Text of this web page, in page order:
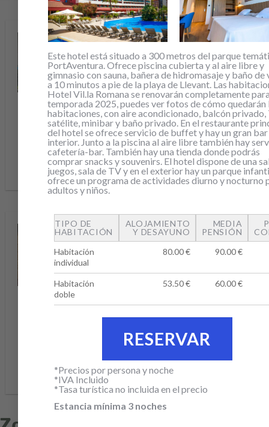
Este hotel está situado a 300 metros del parque
PortAventura. Ofrece piscina cubierta y al aire libre y
gimnasio con sauna, bañera de hidromasaje y baño de
a 10 minutos a pie de la playa de Llevant. Las
Hotel Vil.la Romana se renovarán completamente
temporada 2025, puedes ver fotos de cómo quedarán
habitaciones, con aire acondicionado, balcón privado,
satélite, minibar y baño privado. En el restaurante
del hotel se ofrece servicio de buffet y hay un gran bar
interior. Junto a la piscina al aire libre también hay
cafetería-bar. También hay una tienda donde podrás
comprar snacks y souvenirs. El hotel dispone de una
juegos, sala de TV y en el exterior hay un parque
ofrece un programa de actividades diurno y nocturno
adultos y niños.
TIPO DE
HABITACIÓN
ALOJAMIENTO
Y DESAYUNO
MEDIA
PENSIÓN
Habitación
individual
80.00 € 90.00 €
Habitación
doble
53.50 € 60.00 €
*Precios por persona y noche
*IVA Incluido
*Tasa turística no incluida en el precio
Estancia mínima 3 noches
Esta web utiliza ÚNICAMENTE cookies propias para
estrictamente funcionales, permitiendo la navegación en la
web, puede visitar nuestraPolítica de cookies
de ACEPTAR para confirmar que has leído y aceptado la
ACEPTAR COOKIES PROPIAS FINES FUNCIONALES
OHTELS BELVEDERE
Entrada 09.10.2026
Salida 12.10.2026
Precio desde
46,00€/persona
OHTELS VILA
ROMANA
Entrada 09.10.2026
Salida 12.10.2026
Precio desde
53,50€/persona